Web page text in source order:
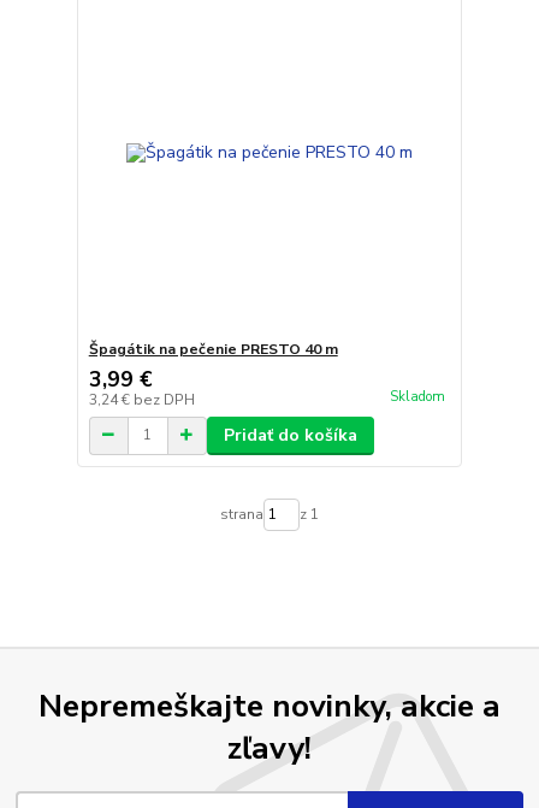
Špagátik na pečenie PRESTO 40 m
3,99 €
3,24 € bez DPH Skladom
Pridať do košíka
strana z 1
Nepremeškajte novinky, akcie a
zľavy!